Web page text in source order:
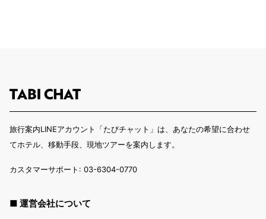
旅行案内LINEアカウント「たびチャット」は、あなたの希望に合わせ
てホテル、移動手段、現地ツアーを案内します。
カスタマーサポート: 03-6304-0770
■ 運営会社について